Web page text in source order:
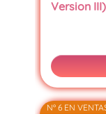
Version III)
Nº 6 EN